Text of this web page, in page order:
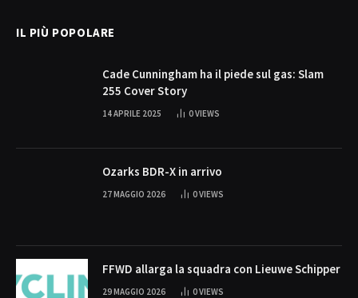
IL PIÙ POPOLARE
Cade Cunningham ha il piede sul gas: Slam
255 Cover Story
14 APRILE 2025 0VIEWS
Ozarks BDR-X in arrivo
27 MAGGIO 2026 0VIEWS
FFWD allarga la squadra con Lieuwe Schipper
29 MAGGIO 2026 0VIEWS